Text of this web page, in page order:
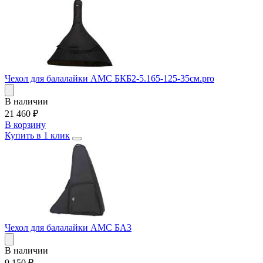
Чехол для балалайки AMC БКБ2-5.165-125-35см.pro
В наличии
21 460 ₽
В корзину
Купить в 1 клик
Чехол для балалайки AMC БА3
В наличии